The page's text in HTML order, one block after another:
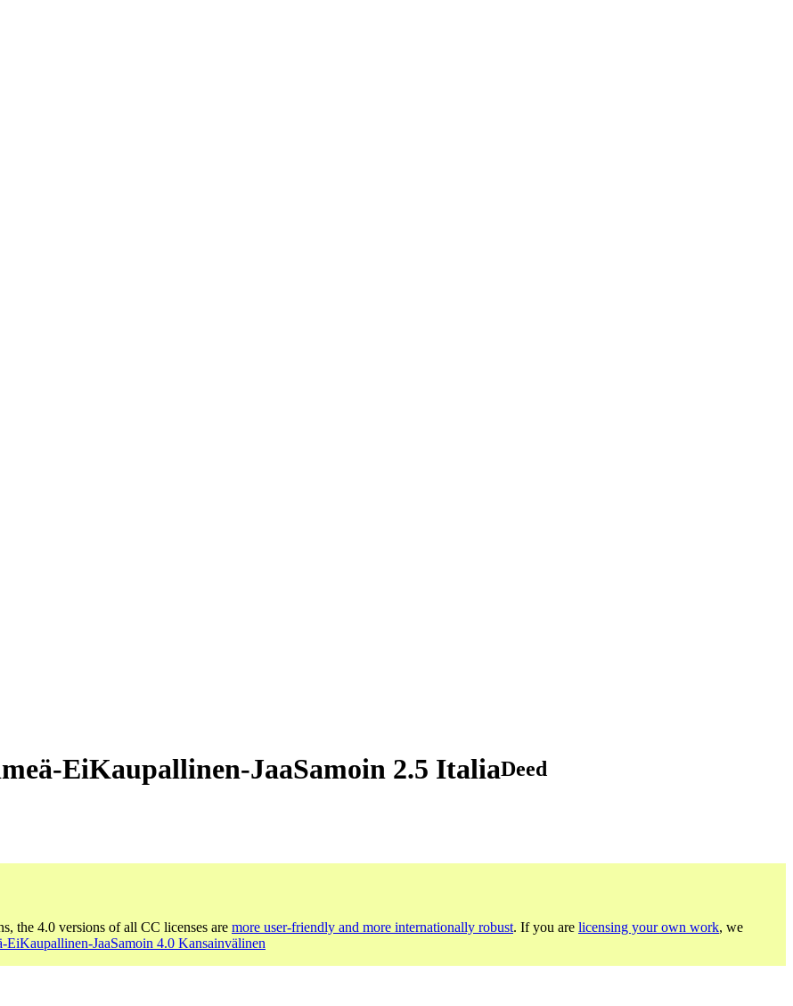
EiKaupallinen-JaaSamoin 2.5 ItaliaDeed
the 4.0 versions of all CC licenses are more user-friendly and more internationally robust. If you are licensing your own work, we
EiKaupallinen-JaaSamoin 4.0 Kansainvälinen